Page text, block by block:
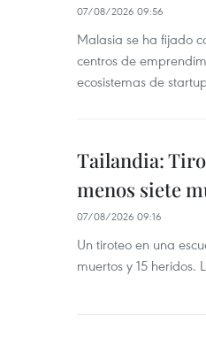
07/08/2026 09:56
Malasia se ha fijado
centros de
ecosistemas de
Tailandia:
menos siete
07/08/2026 09:16
Un tiroteo en una
muertos y 15 heridos.